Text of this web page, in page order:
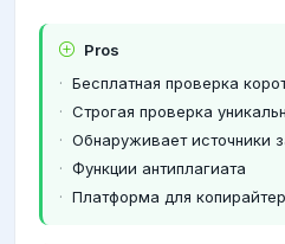
Pros
Бесплатная проверка
Строгая проверка
Обнаруживает источники
Функции антиплагиата
Платформа для